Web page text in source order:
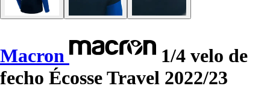
Macron
1/4 velo de
fecho Écosse Travel 2022/23